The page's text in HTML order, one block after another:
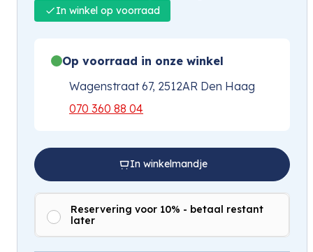
In winkel op voorraad
Op voorraad in onze winkel
Wagenstraat 67, 2512AR Den Haag
070 360 88 04
In winkelmandje
Reservering voor 10% - betaal restant
later